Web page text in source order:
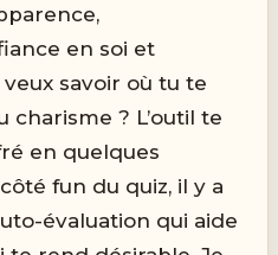
en soi et
savoir où tu te
charisme ? L’outil te
en quelques
fun du quiz, il y a
évaluation qui aide